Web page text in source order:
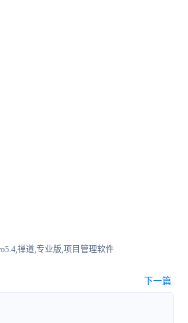
禅道,专业版,项目管理软件
下一篇